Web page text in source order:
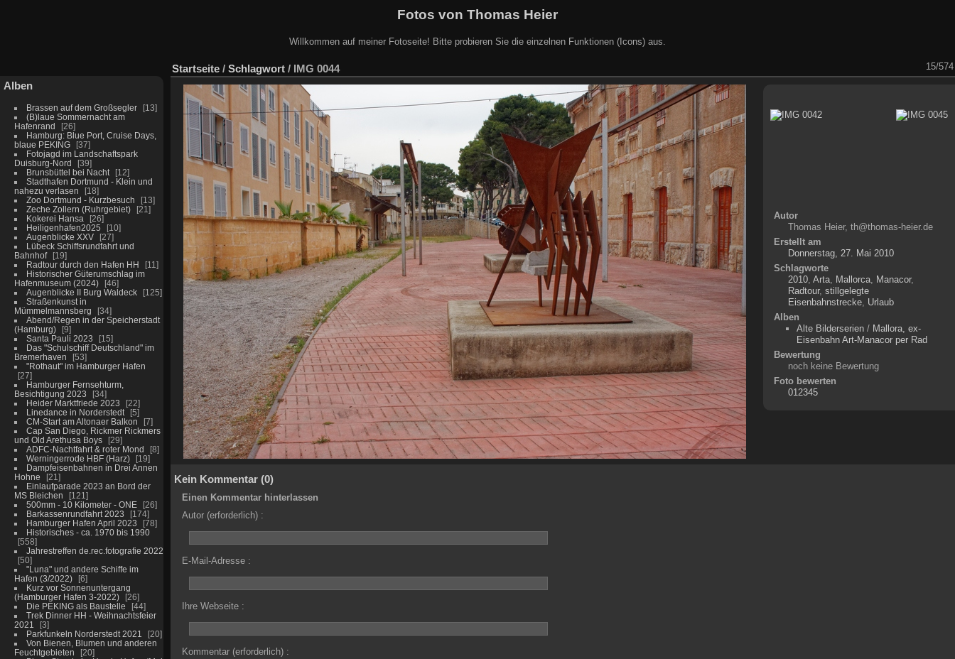
Fotos von Thomas Heier
Willkommen auf meiner Fotoseite! Bitte probieren Sie die einzelnen Funktionen (Icons) aus.
Alben
Brassen auf dem Großsegler
13
(B)laue Sommernacht am
Hafenrand
26
Hamburg: Blue Port, Cruise Days,
blaue PEKING
37
Fotojagd im Landschaftspark
Duisburg-Nord
39
Brunsbüttel bei Nacht
12
Stadthafen Dortmund - Klein und
nahezu verlasen
18
Zoo Dortmund - Kurzbesuch
13
Zeche Zollern (Ruhrgebiet)
21
Kokerei Hansa
26
Heiligenhafen2025
10
Augenblicke XXV
27
Lübeck Schiffsrundfahrt und
Bahnhof
19
Radtour durch den Hafen HH
11
Historischer Güterumschlag im
Hafenmuseum (2024)
46
Augenblicke II Burg Waldeck
125
Straßenkunst in
Mümmelmannsberg
34
Abend/Regen in der Speicherstadt
(Hamburg)
9
Santa Pauli 2023
15
Das "Schulschiff Deutschland" im
Bremerhaven
53
"Rothaut" im Hamburger Hafen
27
Hamburger Fernsehturm,
Besichtigung 2023
34
Heider Marktfriede 2023
22
Linedance in Norderstedt
5
CM-Start am Altonaer Balkon
7
Cap San Diego, Rickmer Rickmers
und Old Arethusa Boys
29
ADFC-Nachtfahrt & roter Mond
8
Werningerrode HBF (Harz)
19
Dampfeisenbahnen in Drei Annen
Hohne
21
Einlaufparade 2023 an Bord der
MS Bleichen
121
500mm - 10 Kilometer - ONE
26
Barkassenrundfahrt 2023
174
Hamburger Hafen April 2023
78
Historisches - ca. 1970 bis 1990
558
Jahrestreffen de.rec.fotografie 2022
50
"Luna" und andere Schiffe im
Hafen (3/2022)
6
Kurz vor Sonnenuntergang
(Hamburger Hafen 3-2022)
26
Die PEKING als Baustelle
44
Trek Dinner HH - Weihnachtsfeier
2021
3
Parkfunkeln Norderstedt 2021
20
Von Bienen, Blumen und anderen
Feuchtgebieten
20
Startseite / Schlagwort / IMG 0044 15/574
Autor
Thomas Heier, th@thomas-heier.de
Erstellt am
Donnerstag, 27. Mai 2010
Schlagworte
2010, Arta, Mallorca, Manacor,
Radtour, stillgelegte
Eisenbahnstrecke, Urlaub
Alben
Alte Bilderserien / Mallora, ex-
Eisenbahn Art-Manacor per Rad
Bewertung
noch keine Bewertung
Foto bewerten
Kein Kommentar (0)
Einen Kommentar hinterlassen
Autor (erforderlich) :
E-Mail-Adresse :
Ihre Webseite :
Kommentar (erforderlich) :